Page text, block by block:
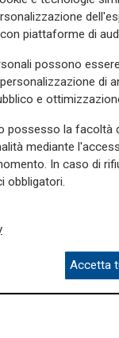
la mascherinao
si sono trovati
nel controllo della
appunto.
del circolo
per un totale
per giorni
quando il
agli agenti della
restare chiuso
passate al vaglio
sulla Liguria
piattaforme di
possono
di
e
possesso la facoltà
mediante
In caso di
obbligatori.
Accetta